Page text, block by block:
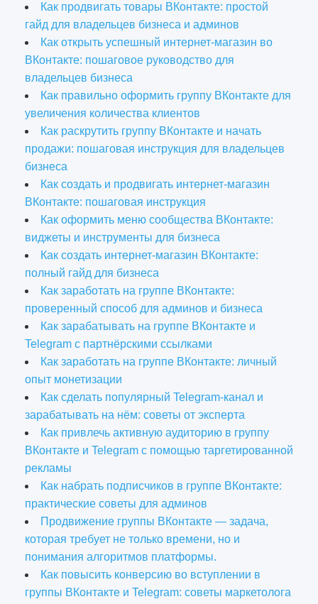
Как продвигать товары ВКонтакте: простой
гайд для владельцев бизнеса и админов
Как открыть успешный интернет-магазин во
ВКонтакте: пошаговое руководство для
владельцев бизнеса
Как правильно оформить группу ВКонтакте для
увеличения количества клиентов
Как раскрутить группу ВКонтакте и начать
продажи: пошаговая инструкция для владельцев
бизнеса
Как создать и продвигать интернет-магазин
ВКонтакте: пошаговая инструкция
Как оформить меню сообщества ВКонтакте:
виджеты и инструменты для бизнеса
Как создать интернет-магазин ВКонтакте:
полный гайд для бизнеса
Как заработать на группе ВКонтакте:
проверенный способ для админов и бизнеса
Как зарабатывать на группе ВКонтакте и
Telegram с партнёрскими ссылками
Как заработать на группе ВКонтакте: личный
опыт монетизации
Как сделать популярный Telegram-канал и
зарабатывать на нём: советы от эксперта
Как привлечь активную аудиторию в группу
ВКонтакте и Telegram с помощью таргетированной
рекламы
Как набрать подписчиков в группе ВКонтакте:
практические советы для админов
Продвижение группы ВКонтакте — задача,
которая требует не только времени, но и
понимания алгоритмов платформы.
Как повысить конверсию во вступлении в
группы ВКонтакте и Telegram: советы маркетолога